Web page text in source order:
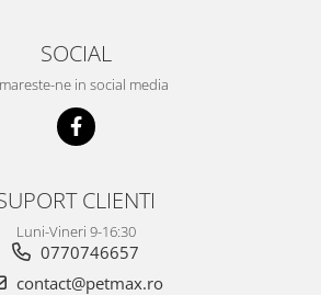
SOCIAL
ne in social media
CLIENTI
Luni-Vineri 9-16:30
0770746657
contact@petmax.ro